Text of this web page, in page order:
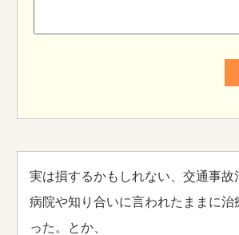
実は損するかもしれない、交通事故
病院や知り合いに言われたままに
った。とか、